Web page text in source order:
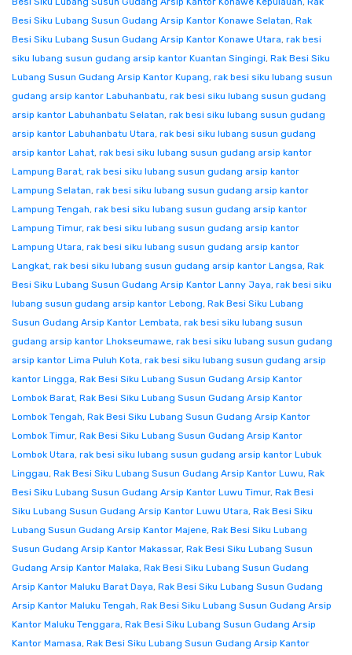
Besi Siku Lubang Susun Gudang Arsip Kantor Konawe Selatan, Rak
Besi Siku Lubang Susun Gudang Arsip Kantor Konawe Utara, rak besi
siku lubang susun gudang arsip kantor Kuantan Singingi, Rak Besi Siku
Lubang Susun Gudang Arsip Kantor Kupang, rak besi siku lubang susun
gudang arsip kantor Labuhanbatu, rak besi siku lubang susun gudang
arsip kantor Labuhanbatu Selatan, rak besi siku lubang susun gudang
arsip kantor Labuhanbatu Utara, rak besi siku lubang susun gudang
arsip kantor Lahat, rak besi siku lubang susun gudang arsip kantor
Lampung Barat, rak besi siku lubang susun gudang arsip kantor
Lampung Selatan, rak besi siku lubang susun gudang arsip kantor
Lampung Tengah, rak besi siku lubang susun gudang arsip kantor
Lampung Timur, rak besi siku lubang susun gudang arsip kantor
Lampung Utara, rak besi siku lubang susun gudang arsip kantor
Langkat, rak besi siku lubang susun gudang arsip kantor Langsa, Rak
Besi Siku Lubang Susun Gudang Arsip Kantor Lanny Jaya, rak besi siku
lubang susun gudang arsip kantor Lebong, Rak Besi Siku Lubang
Susun Gudang Arsip Kantor Lembata, rak besi siku lubang susun
gudang arsip kantor Lhokseumawe, rak besi siku lubang susun gudang
arsip kantor Lima Puluh Kota, rak besi siku lubang susun gudang arsip
kantor Lingga, Rak Besi Siku Lubang Susun Gudang Arsip Kantor
Lombok Barat, Rak Besi Siku Lubang Susun Gudang Arsip Kantor
Lombok Tengah, Rak Besi Siku Lubang Susun Gudang Arsip Kantor
Lombok Timur, Rak Besi Siku Lubang Susun Gudang Arsip Kantor
Lombok Utara, rak besi siku lubang susun gudang arsip kantor Lubuk
Linggau, Rak Besi Siku Lubang Susun Gudang Arsip Kantor Luwu, Rak
Besi Siku Lubang Susun Gudang Arsip Kantor Luwu Timur, Rak Besi
Siku Lubang Susun Gudang Arsip Kantor Luwu Utara, Rak Besi Siku
Lubang Susun Gudang Arsip Kantor Majene, Rak Besi Siku Lubang
Susun Gudang Arsip Kantor Makassar, Rak Besi Siku Lubang Susun
Gudang Arsip Kantor Malaka, Rak Besi Siku Lubang Susun Gudang
Arsip Kantor Maluku Barat Daya, Rak Besi Siku Lubang Susun Gudang
Arsip Kantor Maluku Tengah, Rak Besi Siku Lubang Susun Gudang Arsip
Kantor Maluku Tenggara, Rak Besi Siku Lubang Susun Gudang Arsip
Kantor Mamasa, Rak Besi Siku Lubang Susun Gudang Arsip Kantor